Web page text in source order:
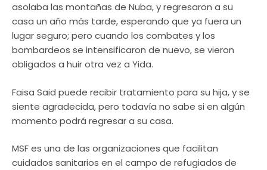
asolaba las montañas de Nuba, y regresaron a su
casa un año más tarde, esperando que ya fuera un
lugar seguro; pero cuando los combates y los
bombardeos se intensificaron de nuevo, se vieron
obligados a huir otra vez a Yida.
Faisa Said puede recibir tratamiento para su hija, y se
siente agradecida, pero todavía no sabe si en algún
momento podrá regresar a su casa.
MSF es una de las organizaciones que facilitan
cuidados sanitarios en el campo de refugiados de